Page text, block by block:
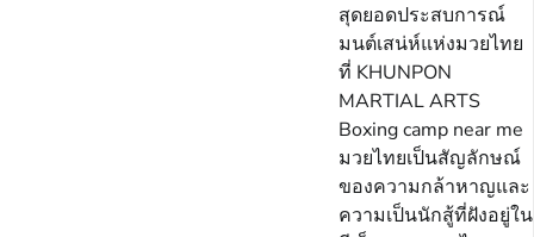
สุดยอดประสบการณ์
มนต์เสน่ห์แห่งมวยไทย
ที่ KHUNPON
MARTIAL ARTS
Boxing camp near me
มวยไทยเป็นสัญลักษณ์
ของความกล้าหาญและ
ความเป็นนักสู้ที่ฝังอยู่ใน